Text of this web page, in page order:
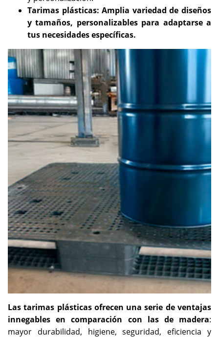
Tarimas plásticas: Amplia variedad de diseños
y tamaños, personalizables para adaptarse a
tus necesidades específicas.
Las tarimas plásticas ofrecen una serie de ventajas
innegables en comparación con las de madera:
mayor durabilidad, higiene, seguridad, eficiencia y